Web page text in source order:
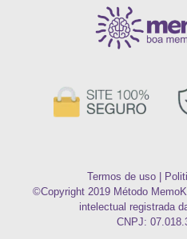
Termos de uso |
©Copyright 2019 Método
intelectual registrada
CNPJ: